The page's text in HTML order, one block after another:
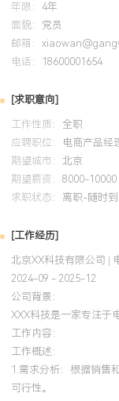
年限： 4年
面貌： 党员
邮箱：
电话：
18600001654
[求职意向]
工作性质： 全职
应聘职位：
电商产品经
期望城市： 北京
期望薪资： 8000-10000
求职状态： 离职-随时
[工作经历]
北京XX科技有限公司 |
2024-09 - 2025-12
公司背景：
XXX科技是一家专注于
工作内容：
工作概述：
1.需求分析：根据销售
可行性。